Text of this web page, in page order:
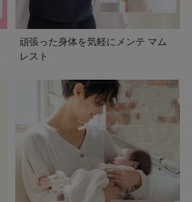
頑張った身体を気軽にメンテ マム
レスト